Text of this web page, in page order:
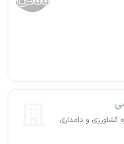
کشاورزی و دامداری